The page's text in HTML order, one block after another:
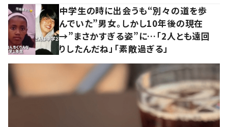
中学生の時に出会うも“別々の道を歩
んでいた”男女。しかし10年後の現在
→”まさかすぎる姿”に…「2人とも遠回
りしたんだね」「素敵過ぎる」